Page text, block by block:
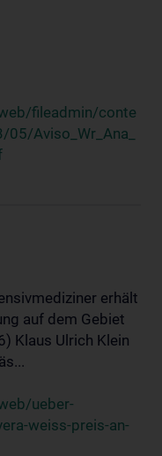
fileadmin/conte
Aviso_Wr_Ana_
erhält
auf dem Gebiet
Klaus Ulrich Klein
ueber-
weiss-preis-an-